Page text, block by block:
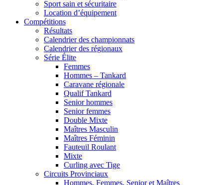
Sport sain et sécuritaire
Location d’équipement
Compétitions
Résultats
Calendrier des championnats
Calendrier des régionaux
Série Élite
Femmes
Hommes – Tankard
Caravane régionale
Qualif Tankard
Senior hommes
Senior femmes
Double Mixte
Maîtres Masculin
Maîtres Féminin
Fauteuil Roulant
Mixte
Curling avec Tige
Circuits Provinciaux
Hommes, Femmes, Senior et Maîtres